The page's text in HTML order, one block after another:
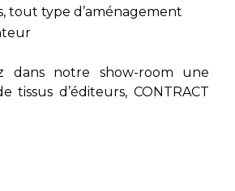
tout type d’aménagement
dans notre show-room une
tissus d’éditeurs, CONTRACT